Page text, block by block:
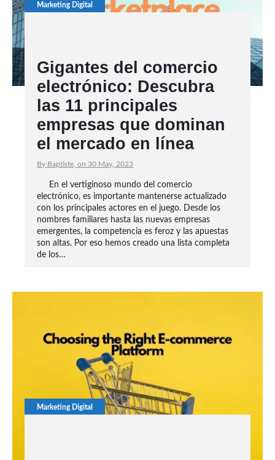
Marketing Digital
Gigantes del comercio
electrónico: Descubra
las 11 principales
empresas que dominan
el mercado en línea
By Baptiste, on 30 May, 2023
En el vertiginoso mundo del comercio
electrónico, es importante mantenerse actualizado
con los principales actores en el juego. Desde los
nombres familiares hasta las nuevas empresas
emergentes, la competencia es feroz y las apuestas
son altas. Por eso hemos creado una lista completa
de los…
Marketing Digital